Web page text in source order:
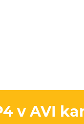
v AVI